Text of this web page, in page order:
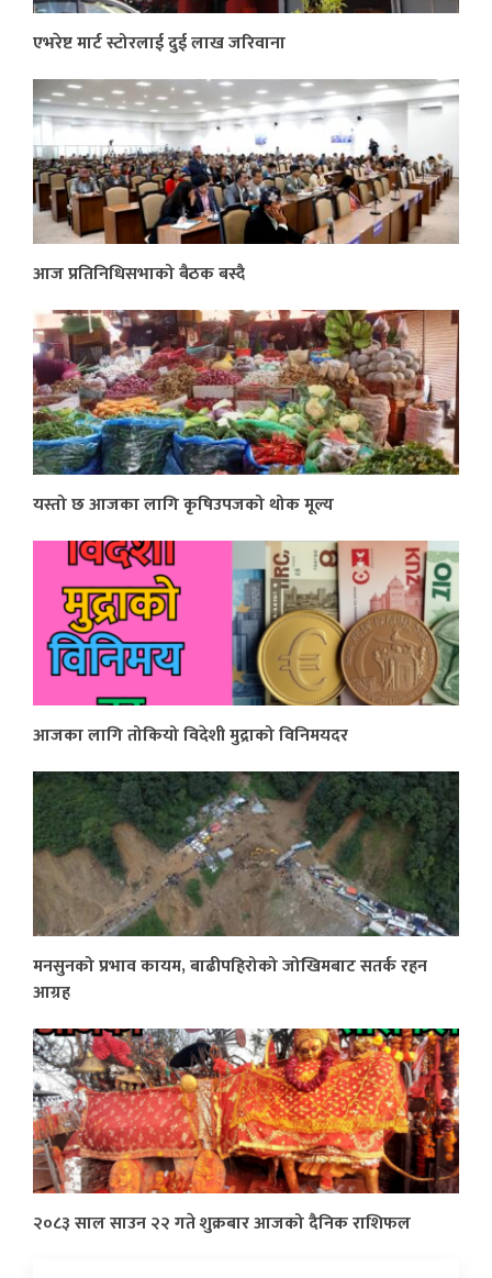
एभरेष्ट मार्ट स्टोरलाई दुई लाख जरिवाना
आज प्रतिनिधिसभाको बैठक बस्दै
यस्तो छ आजका लागि कृषिउपजको थोक मूल्य
आजका लागि तोकियो विदेशी मुद्राको विनिमयदर
मनसुनको प्रभाव कायम, बाढीपहिरोको जोखिमबाट सतर्क रहन
आग्रह
२०८३ साल साउन २२ गते शुक्रबार आजको दैनिक राशिफल